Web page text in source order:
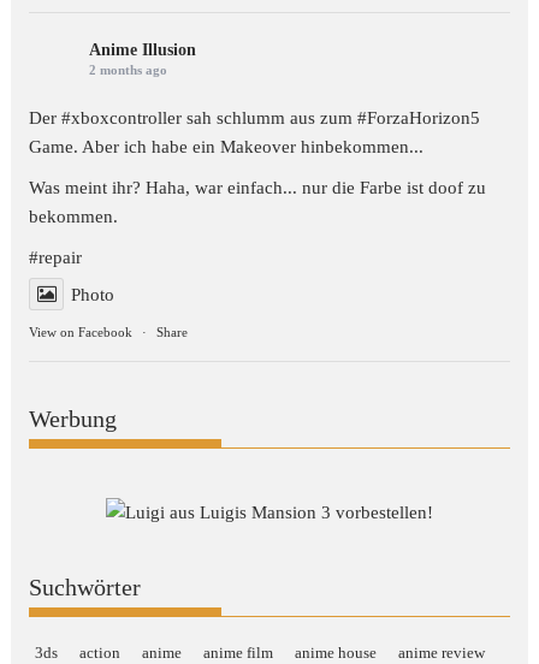
Anime Illusion
2 months ago
Der #xboxcontroller sah schlumm aus zum#ForzaHorizon5
Game. Aber ich habe ein Makeover hinbekommen...
Was meint ihr? Haha, war einfach... nur die Farbe ist doof zu
bekommen.
#repair
Photo
View on Facebook · Share
Werbung
Suchwörter
3ds action anime anime film anime house anime review